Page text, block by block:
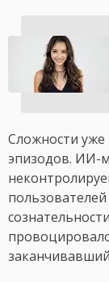
Сложности уже
эпизодов. ИИ-